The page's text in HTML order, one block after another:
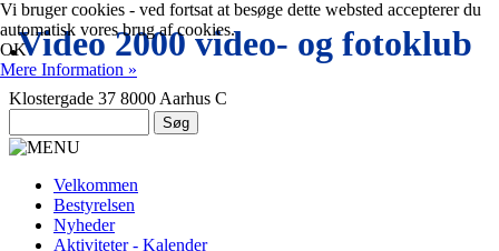
.Video 2000 video- og fotoklub
Klostergade 37 8000 Aarhus C
Velkommen
Bestyrelsen
Nyheder
Aktiviteter - Kalender
Vi bruger cookies - ved fortsat at besøge dette websted accepterer du
automatisk vores brug af cookies.
OK
Mere Information »